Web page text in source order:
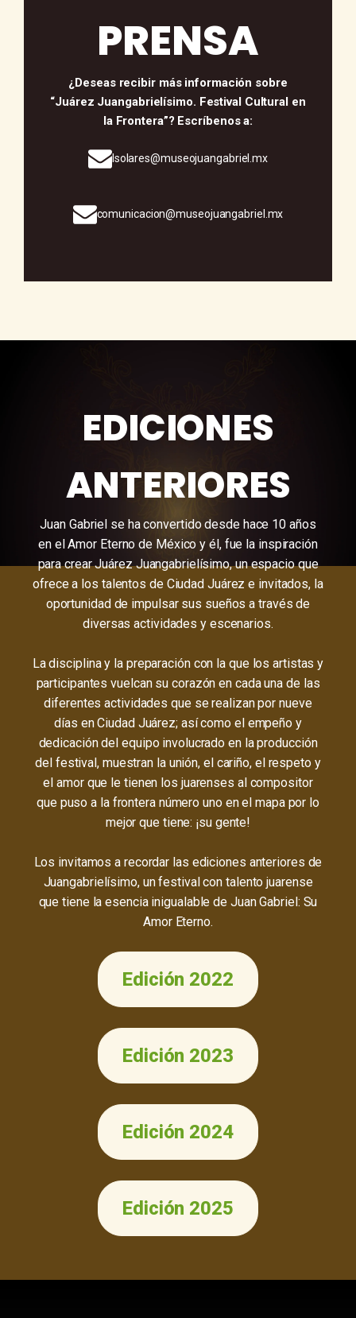
PRENSA
¿Deseas recibir más información sobre
“Juárez Juangabrielísimo. Festival Cultural en
la Frontera”? Escríbenos a:
lsolares@museojuangabriel.mx
comunicacion@museojuangabriel.mx
EDICIONES
ANTERIORES
Juan Gabriel se ha convertido desde hace 10 años
en el Amor Eterno de México y él, fue la inspiración
para crear Juárez Juangabrielísimo, un espacio que
ofrece a los talentos de Ciudad Juárez e invitados, la
oportunidad de impulsar sus sueños a través de
diversas actividades y escenarios.
La disciplina y la preparación con la que los artistas y
participantes vuelcan su corazón en cada una de las
diferentes actividades que se realizan por nueve
días en Ciudad Juárez; así como el empeño y
dedicación del equipo involucrado en la producción
del festival, muestran la unión, el cariño, el respeto y
el amor que le tienen los juarenses al compositor
que puso a la frontera número uno en el mapa por lo
mejor que tiene: ¡su gente!
Los invitamos a recordar las ediciones anteriores de
Juangabrielísimo, un festival con talento juarense
que tiene la esencia inigualable de Juan Gabriel: Su
Amor Eterno.
Edición 2022
Edición 2023
Edición 2024
Edición 2025